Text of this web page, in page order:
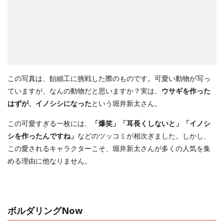
この写真は、飴細工に挑戦した際のものです。可愛い動物が写っ
ていますが、なんの動物だと思いますか？実は、 ウサギを作った
はずが、イノシシになったという堀井新太さん。
この可愛すぎる一枚には、
「爆笑」「耳長くしないと」「イノシ
シを作ったんですね」 などのツッコミが相次ぎました。しかし、
この愛されるキャラクターこそ、堀井新太さんが多くの人気を集
める理由に他なりません。
ボルダリングNow